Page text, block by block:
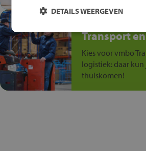
Transport
Kies voor vmbo
logistiek: daar kun
thuiskomen!
DETAILS WEERGEVEN